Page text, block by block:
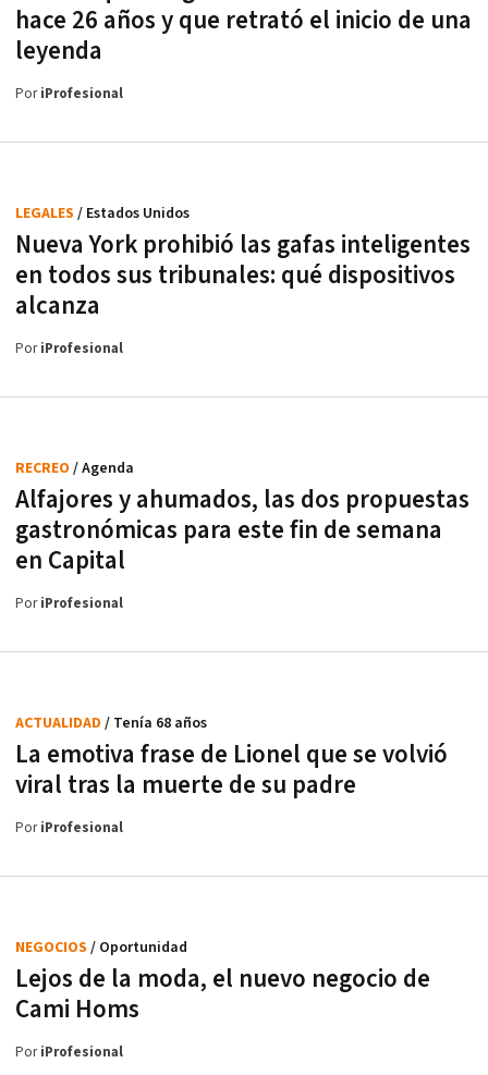
hace 26 años y que retrató el inicio de una
leyenda
PoriProfesional
Nueva York prohibió las gafas inteligentes
en todos sus tribunales: qué dispositivos
alcanza
LEGALES / Estados Unidos
PoriProfesional
Alfajores y ahumados, las dos propuestas
gastronómicas para este fin de semana
en Capital
RECREO / Agenda
PoriProfesional
La emotiva frase de Lionel que se volvió
viral tras la muerte de su padre
ACTUALIDAD / Tenía 68 años
PoriProfesional
Lejos de la moda, el nuevo negocio de
Cami Homs
NEGOCIOS / Oportunidad
PoriProfesional